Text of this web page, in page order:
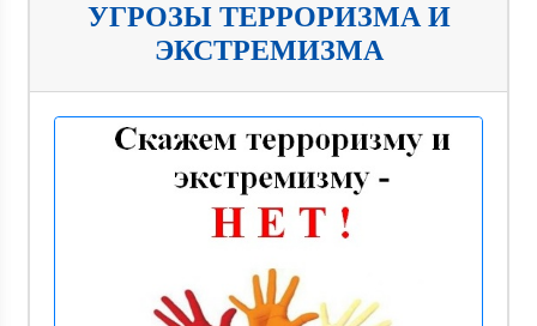
УГРОЗЫ ТЕРРОРИЗМА И
ЭКСТРЕМИЗМА